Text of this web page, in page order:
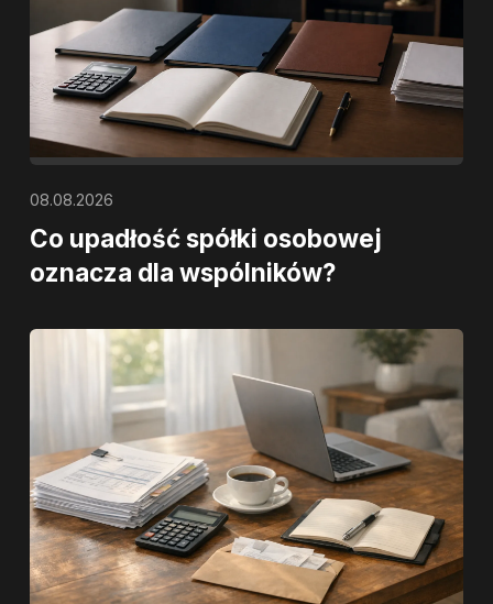
08.08.2026
Co upadłość spółki osobowej
oznacza dla wspólników?